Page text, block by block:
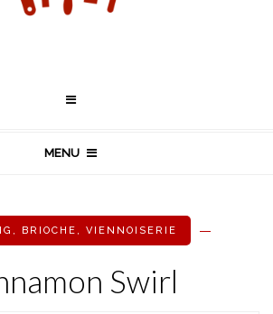
MENU
, BRIOCHE , VIENNOISERIE
Swirl